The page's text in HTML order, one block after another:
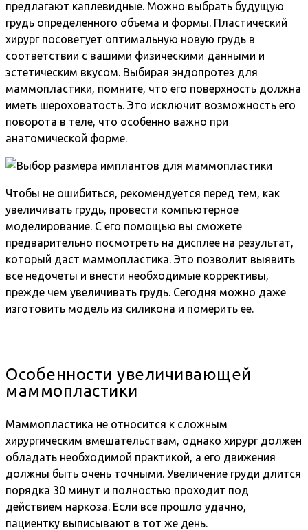
предлагают каплевидные. Можно выбрать будущую
грудь определенного объема и формы. Пластический
хирург посоветует оптимальную новую грудь в
соответствии с вашими физическими данными и
эстетическим вкусом. Выбирая эндопротез для
маммопластики, помните, что его поверхность должна
иметь шероховатость. Это исключит возможность его
поворота в теле, что особенно важно при
анатомической форме.
Чтобы не ошибиться, рекомендуется перед тем, как
увеличивать грудь, провести компьютерное
моделирование. С его помощью вы сможете
предварительно посмотреть на дисплее на результат,
который даст маммопластика. Это позволит выявить
все недочеты и внести необходимые коррективы,
прежде чем увеличивать грудь. Сегодня можно даже
изготовить модель из силикона и померить ее.
Особенности увеличивающей
маммопластики
Маммопластика не относится к сложным
хирургическим вмешательствам, однако хирург должен
обладать необходимой практикой, а его движения
должны быть очень точными. Увеличение груди длится
порядка 30 минут и полностью проходит под
действием наркоза. Если все прошло удачно,
пациентку выписывают в тот же день.